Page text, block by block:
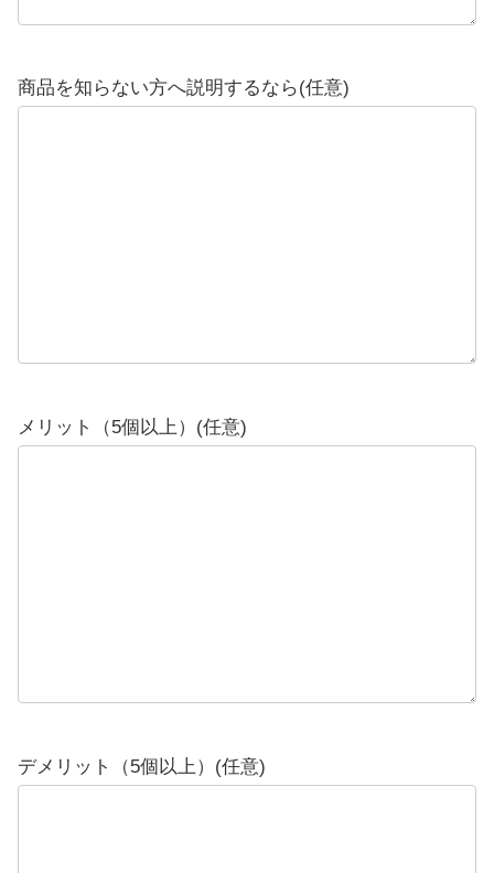
商品を知らない方へ説明するなら(任意)
メリット（5個以上）(任意)
デメリット（5個以上）(任意)